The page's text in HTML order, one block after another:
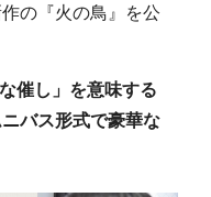
の『火の鳥』を公
催し」を意味する
バス形式で豪華な